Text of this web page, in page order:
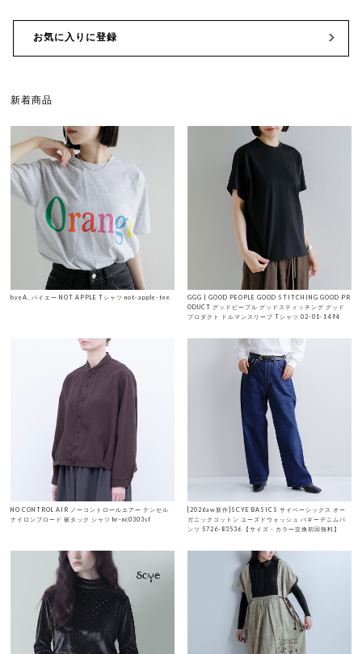
お気に入りに登録
新着商品
byeA. バイエー NOT APPLE Tシャツ not-apple-tee
GGG | GOOD PEOPLE GOOD STITCHING GOOD PR
ODUCT グッドピープル グッドスティッチング グッド
プロダクト ドルマンスリーブ Tシャツ 02-01-1494
NO CONTROL AIR ノーコントロールエアー テンセル
ナイロンブロード 裾タック シャツ hr-nc0303sf
[2026aw新作]SCYE BASICS サイベーシックス オー
ガニックコットン ユーズドウォッシュ バギーデニムパ
ンツ 5726-83536 【サイズ・カラー交換初回無料】